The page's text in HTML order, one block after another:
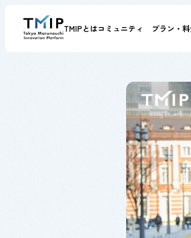
TMIPとはコミュニティ プラン・